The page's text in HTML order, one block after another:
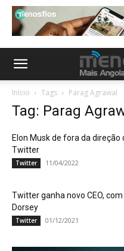
Início Tags Parag Agrawal
Tag: Parag
Elon Musk de fora da direção
Twitter
Twitter 11/04/2022
Twitter ganha novo CEO,
Dorsey
Twitter 01/12/2021